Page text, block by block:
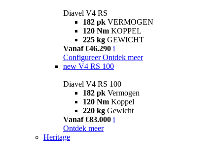
Diavel V4 RS
182 pk VERMOGEN
120 Nm KOPPEL
225 kg GEWICHT
Vanaf €46.290 i
Configureer Ontdek meer
new V4 RS 100
Diavel V4 RS 100
182 pk Vermogen
120 Nm Koppel
220 kg Gewicht
Vanaf €83.000 i
Ontdek meer
Heritage